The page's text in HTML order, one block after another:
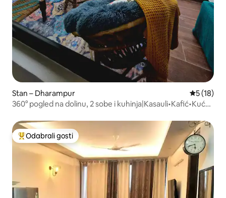
Stan – Dharampur Prosječna
5 (18)
360° pogled na dolinu, 2 sobe i kuhinja|Kasauli•Kafić•Kućni
Među najviše rangiranima s oznakom „Odabrali gosti”
Odabrali gosti